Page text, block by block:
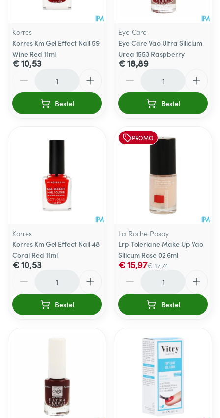
Korres
Korres Km Gel Effect Nail 59
Wine Red 11ml
€ 10,53
Bestel
Eye Care
Eye Care Vao Ultra Silicium
Urea 1553 Raspberry
€ 18,89
Bestel
Korres
Korres Km Gel Effect Nail 48
Coral Red 11ml
€ 10,53
Bestel
PROMO
La Roche Posay
Lrp Toleriane Make Up Vao
Silicum Rose 02 6ml
€ 17,74
€ 15,97
Bestel